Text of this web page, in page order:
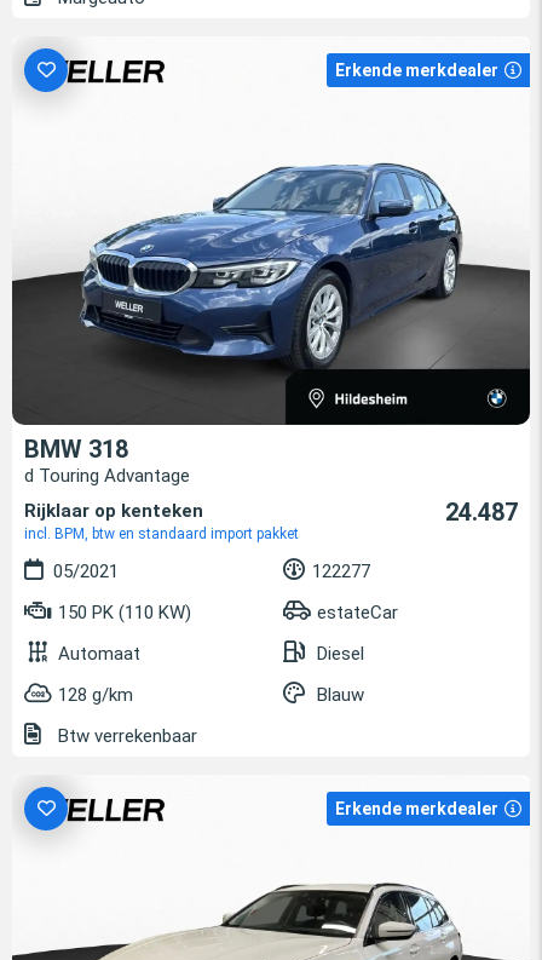
Erkende merkdealer
BMW 318
d Touring Advantage
Rijklaar op kenteken
incl. BPM, btw en standaard import pakket
24.487
05/2021
122277
150 PK (110 KW)
estateCar
Automaat
Diesel
128 g/km
Blauw
Btw verrekenbaar
Erkende merkdealer